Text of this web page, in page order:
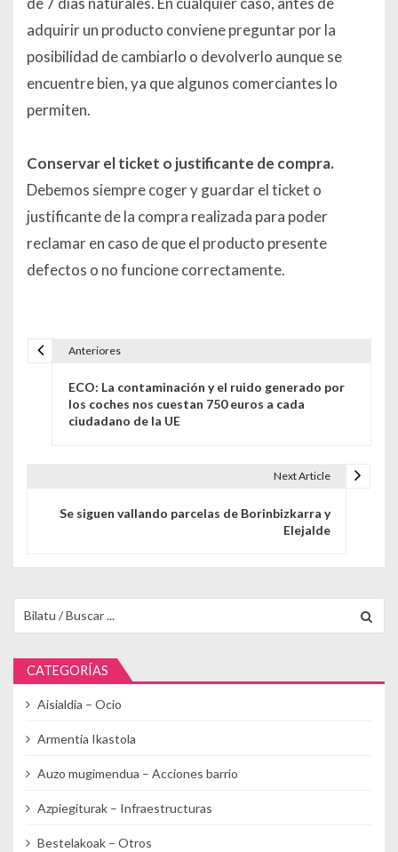
adquirir un producto conviene preguntar por la
posibilidad de cambiarlo o devolverlo aunque se
encuentre bien, ya que algunos comerciantes lo
permiten.
Conservar el ticket o justificante de compra.
Debemos siempre coger y guardar el ticket o
justificante de la compra realizada para poder
reclamar en caso de que el producto presente
defectos o no funcione correctamente.
Anteriores
ECO: La contaminación y el ruido generado por
los coches nos cuestan 750 euros a cada
ciudadano de la UE
Next Article
Se siguen vallando parcelas de Borinbizkarra y
Elejalde
CATEGORÍAS
Aisialdia – Ocio
Armentia Ikastola
Auzo mugimendua – Acciones barrio
Azpiegiturak – Infraestructuras
Bestelakoak – Otros